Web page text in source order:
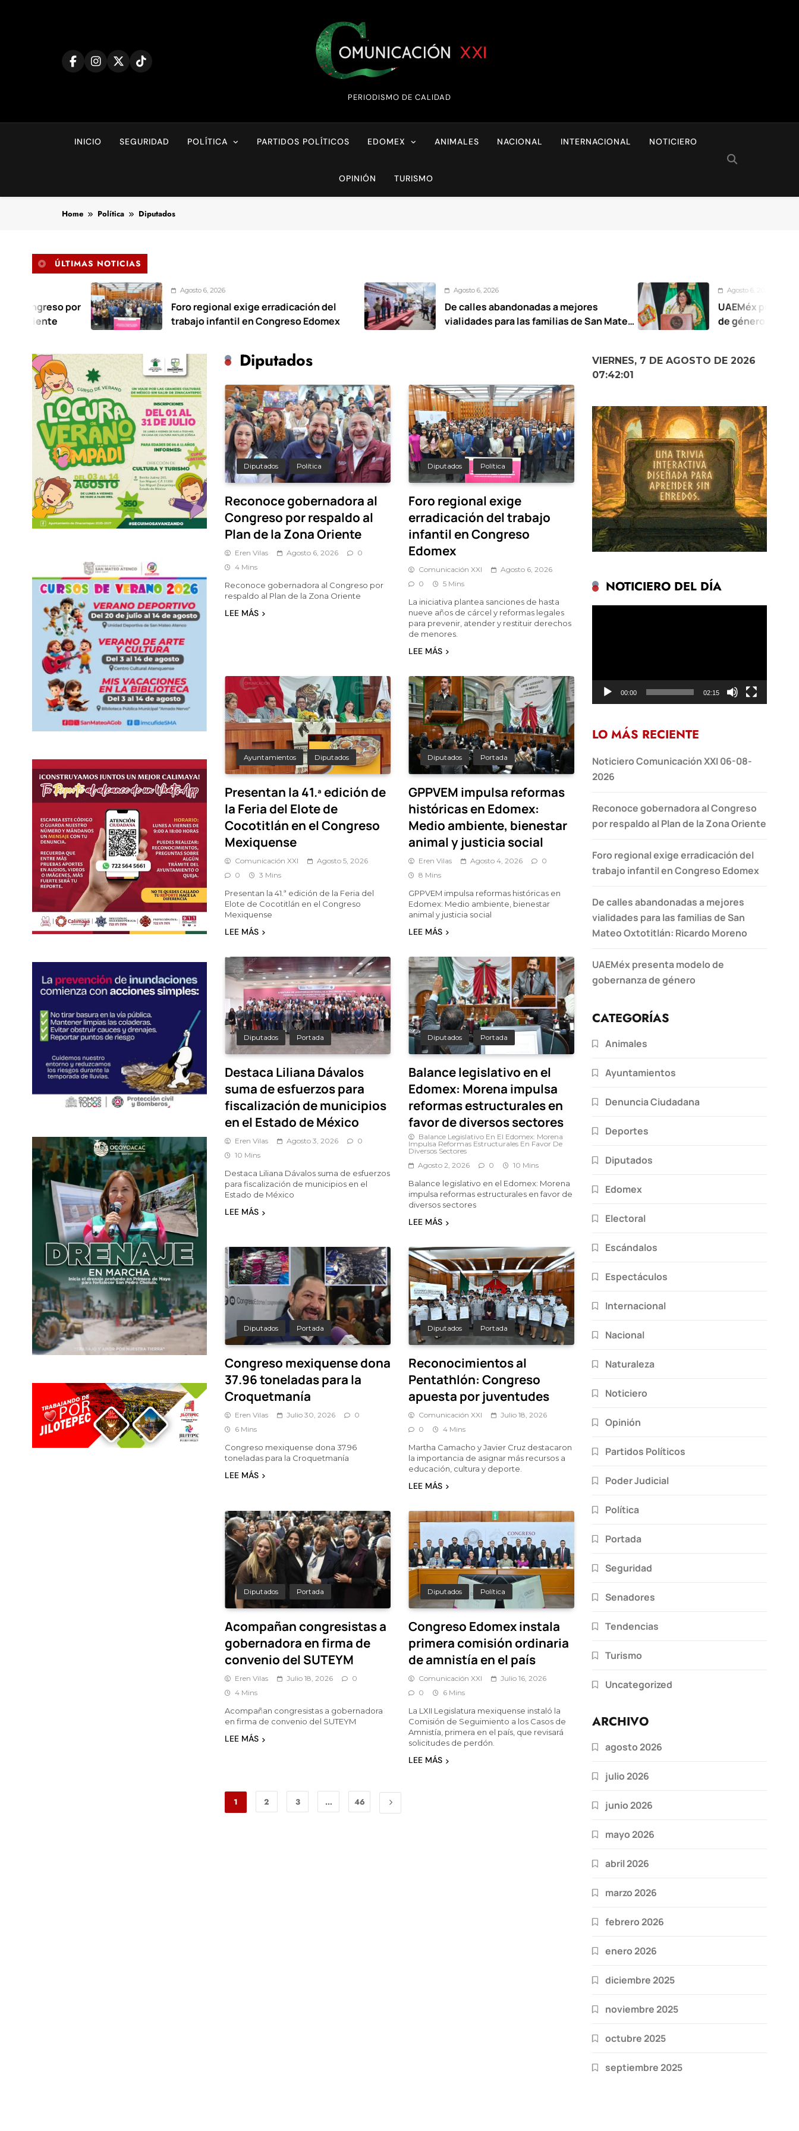
Comunicación XXI
PERIODISMO DE CALIDAD
INICIO SEGURIDAD POLÍTICA PARTIDOS POLÍTICOS EDOMEX ANIMALES NACIONAL INTERNACIONAL NOTICIERO
OPINIÓN TURISMO
Home Política Diputados
ÚLTIMAS NOTICIAS
Agosto 6, 2026
Foro regional exige erradicación del
trabajo infantil en Congreso Edomex
Agosto 6, 2026
De calles abandonadas a mejores
vialidades para las familias de San Mateo
Agosto 6, 2026
UAEMéx presenta modelo de
de género
Diputados
Diputados Política
Reconoce gobernadora al
Congreso por respaldo al
Plan de la Zona Oriente
Eren Vilas Agosto 6, 2026
0
4 Mins
Reconoce gobernadora al Congreso por
respaldo al Plan de la Zona Oriente
LEE MÁS
Diputados Política
Foro regional exige
erradicación del trabajo
infantil en Congreso
Edomex
Comunicación XXI
Agosto 6, 2026
0
5 Mins
La iniciativa plantea sanciones de hasta
nueve años de cárcel y reformas legales
para prevenir, atender y restituir derechos
de menores.
LEE MÁS
Ayuntamientos Diputados
Presentan la 41.ª edición de
la Feria del Elote de
Cocotitlán en el Congreso
Mexiquense
Comunicación XXI
Agosto 5, 2026
0
3 Mins
Presentan la 41.ª edición de la Feria del
Elote de Cocotitlán en el Congreso
Mexiquense
LEE MÁS
Diputados Portada
GPPVEM impulsa reformas
históricas en Edomex:
Medio ambiente, bienestar
animal y justicia social
Eren Vilas Agosto 4, 2026
0
8 Mins
GPPVEM impulsa reformas históricas en
Edomex: Medio ambiente, bienestar
animal y justicia social
LEE MÁS
Diputados Portada
Destaca Liliana Dávalos
suma de esfuerzos para
fiscalización de municipios
en el Estado de México
Eren Vilas Agosto 3, 2026
0
10 Mins
Destaca Liliana Dávalos suma de esfuerzos
para fiscalización de municipios en el
Estado de México
LEE MÁS
Diputados Portada
Balance legislativo en el
Edomex: Morena impulsa
reformas estructurales en
favor de diversos sectores
Balance Legislativo En El Edomex: Morena
Impulsa Reformas Estructurales En Favor De
Diversos Sectores
Agosto 2, 2026
0 10 Mins
Balance legislativo en el Edomex: Morena
impulsa reformas estructurales en favor de
diversos sectores
LEE MÁS
Diputados Portada
Congreso mexiquense dona
37.96 toneladas para la
Croquetmanía
Eren Vilas Julio 30, 2026
0
6 Mins
Congreso mexiquense dona 37.96
toneladas para la Croquetmanía
LEE MÁS
Diputados Portada
Reconocimientos al
Pentathlón: Congreso
apuesta por juventudes
Comunicación XXI
Julio 18, 2026
0
4 Mins
Martha Camacho y Javier Cruz destacaron
la importancia de asignar más recursos a
educación, cultura y deporte.
LEE MÁS
Diputados Portada
Acompañan congresistas a
gobernadora en firma de
convenio del SUTEYM
Eren Vilas Julio 18, 2026
0
4 Mins
Acompañan congresistas a gobernadora
en firma de convenio del SUTEYM
LEE MÁS
Diputados Política
Congreso Edomex instala
primera comisión ordinaria
de amnistía en el país
Comunicación XXI
Julio 16, 2026
0
6 Mins
La LXII Legislatura mexiquense instaló la
Comisión de Seguimiento a los Casos de
Amnistía, primera en el país, que revisará
solicitudes de perdón.
LEE MÁS
1 2 3 … 46
VIERNES, 7 DE AGOSTO DE 2026
07:42:02
NOTICIERO DEL DÍA
00:00 02:15
LO MÁS RECIENTE
Noticiero Comunicación XXI 06-08-
2026
Reconoce gobernadora al Congreso
por respaldo al Plan de la Zona Oriente
Foro regional exige erradicación del
trabajo infantil en Congreso Edomex
De calles abandonadas a mejores
vialidades para las familias de San
Mateo Oxtotitlán: Ricardo Moreno
UAEMéx presenta modelo de
gobernanza de género
CATEGORÍAS
Animales
Ayuntamientos
Denuncia Ciudadana
Deportes
Diputados
Edomex
Electoral
Escándalos
Espectáculos
Internacional
Nacional
Naturaleza
Noticiero
Opinión
Partidos Políticos
Poder Judicial
Política
Portada
Seguridad
Senadores
Tendencias
Turismo
Uncategorized
ARCHIVO
agosto 2026
julio 2026
junio 2026
mayo 2026
abril 2026
marzo 2026
febrero 2026
enero 2026
diciembre 2025
noviembre 2025
octubre 2025
septiembre 2025